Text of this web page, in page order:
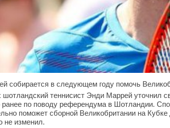
собирается в следующем году помочь
шотландский теннисист Энди Маррей уточнил
ранее по поводу референдума в Шотландии.
поможет сборной Великобритании на
не изменил.